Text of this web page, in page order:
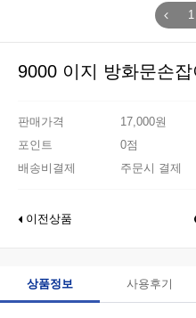
1
9000 이지 방화문손
판매가격
17,000원
포인트
0점
배송비결제
주문시 결제
이전상품
상품정보 사용후기